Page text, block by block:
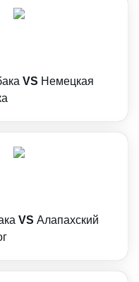
VS Немецкая
VS Алапахский